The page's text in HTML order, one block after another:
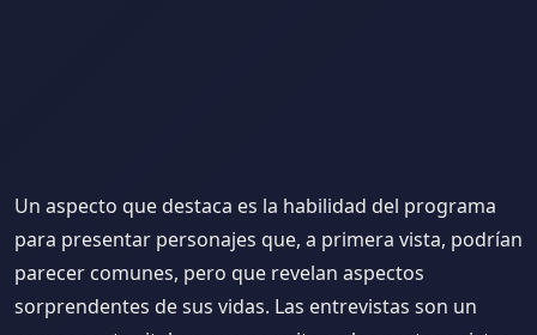
Un aspecto que destaca es la habilidad del programa
para presentar personajes que, a primera vista, podrían
parecer comunes, pero que revelan aspectos
sorprendentes de sus vidas. Las entrevistas son un